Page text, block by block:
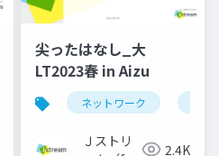
尖ったはなし_大
LT2023春 in Aizu
ネットワーク
Ｊストリ
2.4K